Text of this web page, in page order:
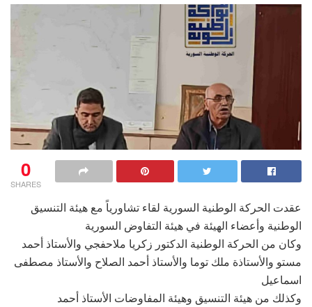
0
SHARES
عقدت الحركة الوطنية السورية لقاء تشاورياً مع هيئة التنسيق
الوطنية وأعضاء الهيئة في هيئة التفاوض السورية
وكان من الحركة الوطنية الدكتور زكريا ملاحفجي والأستاذ أحمد
مستو والأستاذة ملك توما والأستاذ أحمد الصلاح والأستاذ مصطفى
اسماعيل
وكذلك من هيئة التنسيق وهيئة المفاوضات الأستاذ أحمد